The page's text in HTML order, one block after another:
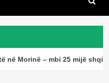
Morinë – mbi 25 mijë
Magazine